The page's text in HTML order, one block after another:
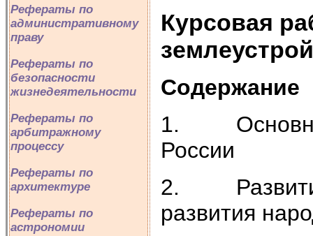
Рефераты по
административному
праву
Рефераты по
безопасности
жизнедеятельности
Рефераты по
арбитражному
процессу
Рефераты по
архитектуре
Рефераты по
астрономии
Курсовая
Содержание
1. Основные
России
2. Развитие
развития